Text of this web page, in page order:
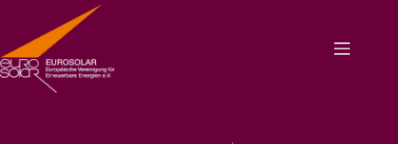
springen